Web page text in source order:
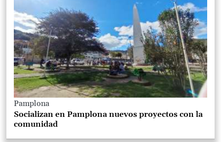
Pamplona
Socializan en Pamplona nuevos proyectos con la
comunidad